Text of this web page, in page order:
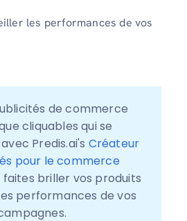
les performances de vos
de commerce
cliquables qui se
Predis.ai's Créateur
pour le commerce
briller vos produits
performances de vos